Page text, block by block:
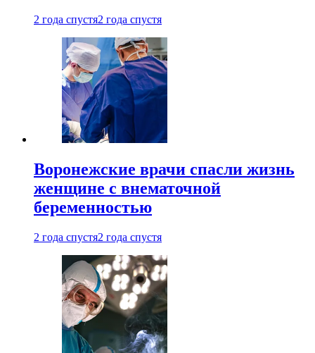
2 года спустя2 года спустя
Воронежские врачи спасли жизнь
женщине с внематочной
беременностью
2 года спустя2 года спустя